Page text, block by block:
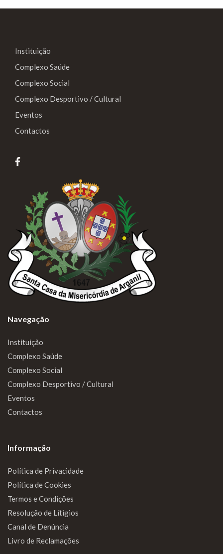
Instituição
Complexo Saúde
Complexo Social
Complexo Desportivo / Cultural
Eventos
Contactos
Navegação
Instituição
Complexo Saúde
Complexo Social
Complexo Desportivo / Cultural
Eventos
Contactos
Informação
Política de Privacidade
Política de Cookies
Termos e Condições
Resolução de Lítigios
Canal de Denúncia
Livro de Reclamações